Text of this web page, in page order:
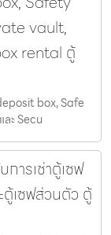
vault,
rental ตู้
box, Safe
ะ Secu
ารเช่าตู้เซฟ
ตู้เซฟส่วนตัว ตู้